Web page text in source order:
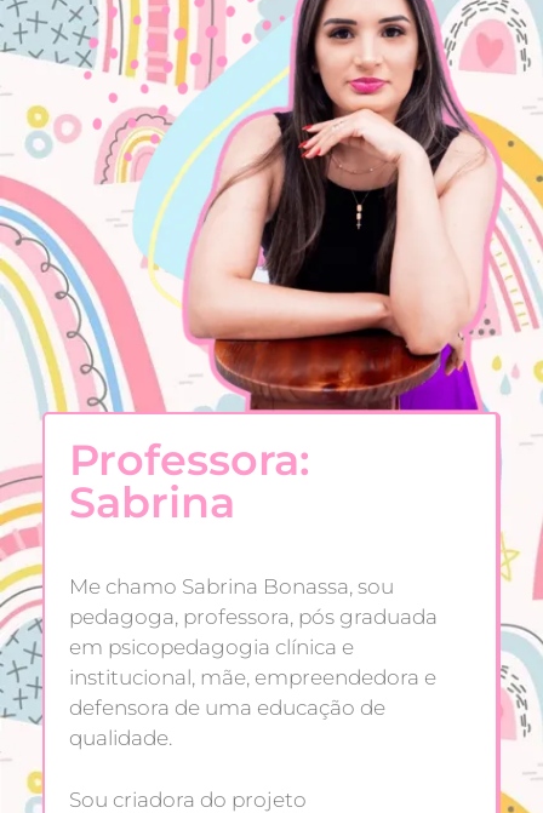
Professora:
Sabrina
Me chamo Sabrina Bonassa, sou
pedagoga, professora, pós graduada
em psicopedagogia clínica e
institucional, mãe, empreendedora e
defensora de uma educação de
qualidade.
Sou criadora do projeto